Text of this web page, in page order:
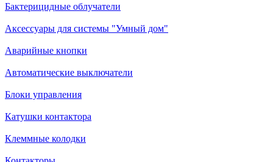
Бактерицидные облучатели
Аксессуары для системы "Умный дом"
Аварийные кнопки
Автоматические выключатели
Блоки управления
Катушки контактора
Клеммные колодки